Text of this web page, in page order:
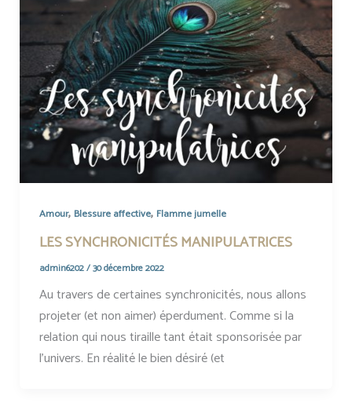
Amour, Blessure affective, Flamme jumelle
LES SYNCHRONICITÉS MANIPULATRICES
admin6202/30 décembre 2022
Au travers de certaines synchronicités, nous allons
projeter (et non aimer) éperdument. Comme si la
relation qui nous tiraille tant était sponsorisée par
l’univers. En réalité le bien désiré (et